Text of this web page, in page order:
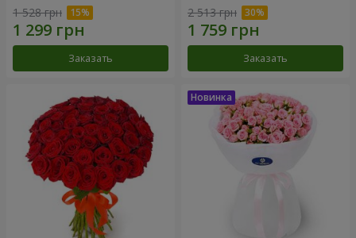
1 528 грн
Заказать
2 513 грн
Заказать